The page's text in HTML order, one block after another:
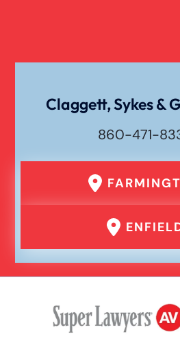
Claggett, Sykes &
860-471-